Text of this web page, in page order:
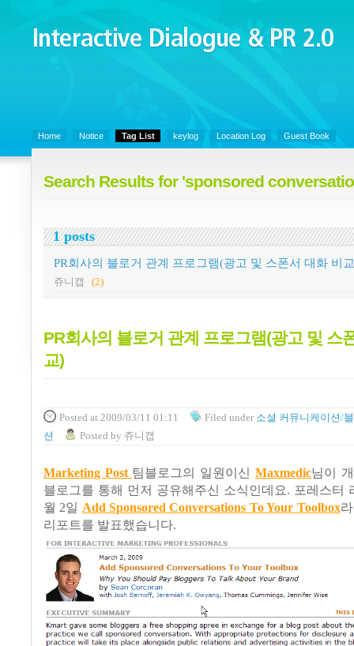
Interactive Dialogue &
PR 2.0
Home Notice Tag List keylog Location Log Guest Book
Search Results for 'sponsored
1 posts
PR회사의 블로거 관계 프로그램(광고 및 스폰서 대화 비
쥬니캡
(2)
PR회사의 블로거 관계 프로그램(광고 및 스
교)
Posted at 2009/03/11 01:11 Filed under 소셜 커뮤니케이션/
션
Posted by 쥬니캡
Marketing Post 팀블로그의 일원이신 Maxmedic님이
블로그를 통해 먼저 공유해주신 소식인데요. 포레스터
월 2일 Add Sponsored Conversations To Your Toolbox
리포트를 발표했습니다.